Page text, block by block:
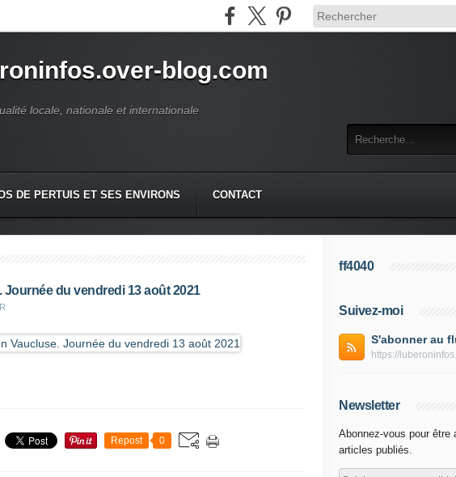
blog.com
locale, nationale et internationale
DE PERTUIS ET SES ENVIRONS CONTACT
du vendredi 13 août 2021
Repost 0
ff4040
Suivez-moi
S'abonner au
https://
Newsletter
Abonnez-vous pour être
articles publiés.